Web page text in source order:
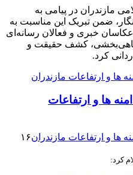
مازندران در پیامی به
خبرنگار، ضمن تبریک این مناسبت به
عکاسان خبری و فعالان رسانه‌ای
آگاهی‌بخشی، کشف حقیقت و
کرد.
ها و ارتفاعات
۱۶
کرد: